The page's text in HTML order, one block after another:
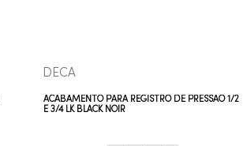
DECA
ACABAMENTO PARA REGISTRO DE PRESSÃO 1/2
E 3/4 LK BLACK NOIR